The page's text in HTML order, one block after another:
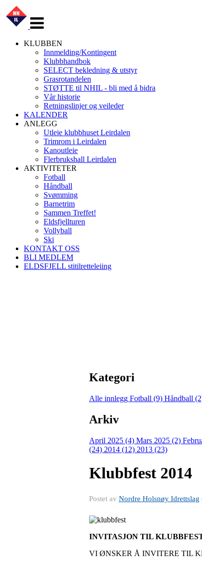
navigasjon
KLUBBEN
Innmelding/Kontingent
Klubbhandbok
SELECT bekledning & utstyr
Grasrotandelen
STØTTE til NHIL - bli med å bidra
Vår historie
Retningslinjer og veileder
KALENDER
ANLEGG
Utleie klubbhuset Leirdalen
Trimrom i Leirdalen
Kanoutleie
Flerbrukshall Leirdalen
AKTIVITETER
Fotball
Håndball
Svømming
Barnetrim
Sammen Treffet!
Eldsfjellturen
Vollyball
Ski
KONTAKT OSS
BLI MEDLEM
ELDSFJELL stitilretteleiing
Kategori
Alle innlegg Fotball (9) Håndball
Arkiv
April 2025 (4) Mars 2025 (2)
(24) 2014 (12) 2013 (23)
Klubbfest 2014
Postet av Nordre Holsnøy Idrettslag
INVITASJON TIL
VI ØNSKER Å INVITERE TIL